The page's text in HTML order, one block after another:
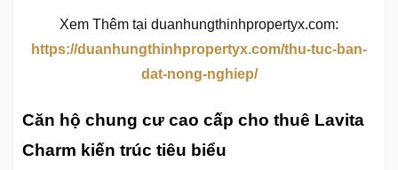
Xem Thêm tại duanhungthinhpropertyx.com:
https://duanhungthinhpropertyx.com/thu-tuc-ban-
dat-nong-nghiep/
Căn hộ chung cư cao cấp cho thuê Lavita
Charm kiến trúc tiêu biểu